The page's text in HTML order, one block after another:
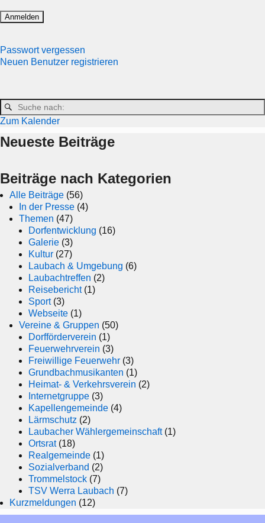
Passwort vergessen
Neuen Benutzer registrieren
Zum Kalender
Neueste Beiträge
Beiträge nach Kategorien
Alle Beiträge (56)
In der Presse (4)
Themen (47)
Dorfentwicklung (16)
Galerie (3)
Kultur (27)
Laubach & Umgebung (6)
Laubachtreffen (2)
Reisebericht(1)
Sport(3)
Webseite (1)
Vereine & Gruppen (50)
Dorfförderverein (1)
Feuerwehrverein (3)
Freiwillige Feuerwehr (3)
Grundbachmusikanten (1)
Heimat- & Verkehrsverein (2)
Internetgruppe (3)
Kapellengemeinde (4)
Lärmschutz (2)
Laubacher Wählergemeinschaft(1)
Ortsrat(18)
Realgemeinde (1)
Sozialverband (2)
Trommelstock (7)
TSV Werra Laubach (7)
Kurzmeldungen (12)